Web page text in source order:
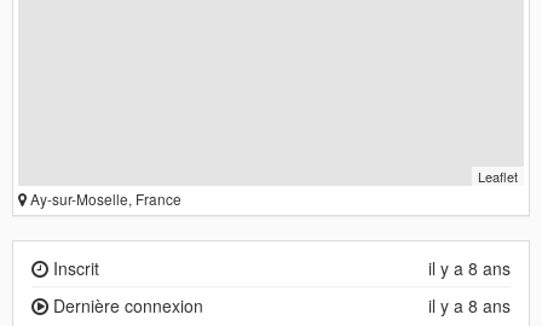
Leaflet
Ay-sur-Moselle, France
il y a 8 ans
Inscrit
il y a 8 ans
Dernière connexion